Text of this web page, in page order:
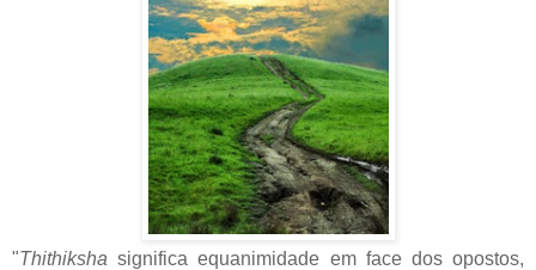
"Thithikshasignifica equanimidade em face dos opostos,